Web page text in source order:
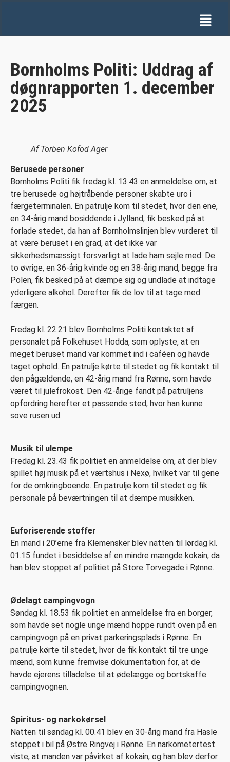
Bornholms Politi: Uddrag af
døgnrapporten 1. december
2025
Af Torben Kofod Ager
Berusede personer
Bornholms Politi fik fredag kl. 13.43 en anmeldelse om, at
tre berusede og højtråbende personer skabte uro i
færgeterminalen. En patrulje kom til stedet, hvor den ene,
en 34-årig mand bosiddende i Jylland, fik besked på at
forlade stedet, da han af Bornholmslinjen blev vurderet til
at være beruset i en grad, at det ikke var
sikkerhedsmæssigt forsvarligt at lade ham sejle med. De
to øvrige, en 36-årig kvinde og en 38-årig mand, begge fra
Polen, fik besked på at dæmpe sig og undlade at indtage
yderligere alkohol. Derefter fik de lov til at tage med
færgen.
Fredag kl. 22.21 blev Bornholms Politi kontaktet af
personalet på Folkehuset Hodda, som oplyste, at en
meget beruset mand var kommet ind i caféen og havde
taget ophold. En patrulje kørte til stedet og fik kontakt til
den pågældende, en 42-årig mand fra Rønne, som havde
været til julefrokost. Den 42-årige fandt på patruljens
opfordring herefter et passende sted, hvor han kunne
sove rusen ud.
Musik til ulempe
Fredag kl. 23.43 fik politiet en anmeldelse om, at der blev
spillet høj musik på et værtshus i Nexø, hvilket var til gene
for de omkringboende. En patrulje kom til stedet og fik
personale på beværtningen til at dæmpe musikken.
Euforiserende stoffer
En mand i 20’erne fra Klemensker blev natten til lørdag kl.
01.15 fundet i besiddelse af en mindre mængde kokain, da
han blev stoppet af politiet på Store Torvegade i Rønne.
Ødelagt campingvogn
Søndag kl. 18.53 fik politiet en anmeldelse fra en borger,
som havde set nogle unge mænd hoppe rundt oven på en
campingvogn på en privat parkeringsplads i Rønne. En
patrulje kørte til stedet, hvor de fik kontakt til tre unge
mænd, som kunne fremvise dokumentation for, at de
havde ejerens tilladelse til at ødelægge og bortskaffe
campingvognen.
Spiritus- og narkokørsel
Natten til søndag kl. 00.41 blev en 30-årig mand fra Hasle
stoppet i bil på Østre Ringvej i Rønne. En narkometertest
viste, at manden var påvirket af kokain, og han blev derfor